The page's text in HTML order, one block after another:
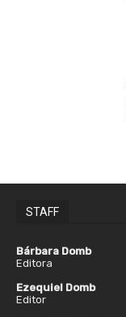
STAFF
Bárbara Domb
Editora
Ezequiel Domb
Editor